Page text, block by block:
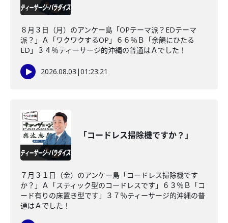
８月３日（月）のアンケー島「OPテーマ派？EDテーマ
派？」Ａ「ワクワクするOP」６６％Ｂ「余韻にひたる
ED」３４％ティーサージ的沖縄の普通はＡでした！
2026.08.03 |01:23:21
「コードレス掃除機ですか？」
７月３１日（金）のアンケー島「コードレス掃除機です
か？」Ａ「スティック型のコードレスです」６３％Ｂ「コ
ード有りの床置き型です」３７％ティーサージ的沖縄の普
通はＡでした！